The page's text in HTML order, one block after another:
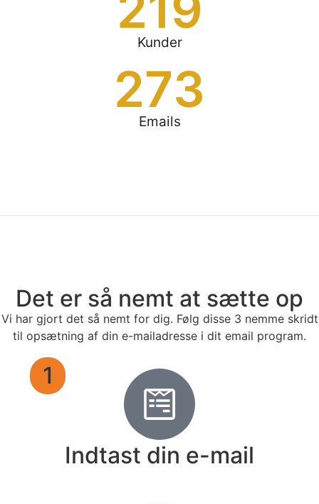
Kunder
Emails
273
Det er så nemt at sætte op
Vi har gjort det så nemt for dig. Følg disse 3 nemme skridt
til opsætning af din e-mailadresse i dit email program.
1
Indtast din e-mail